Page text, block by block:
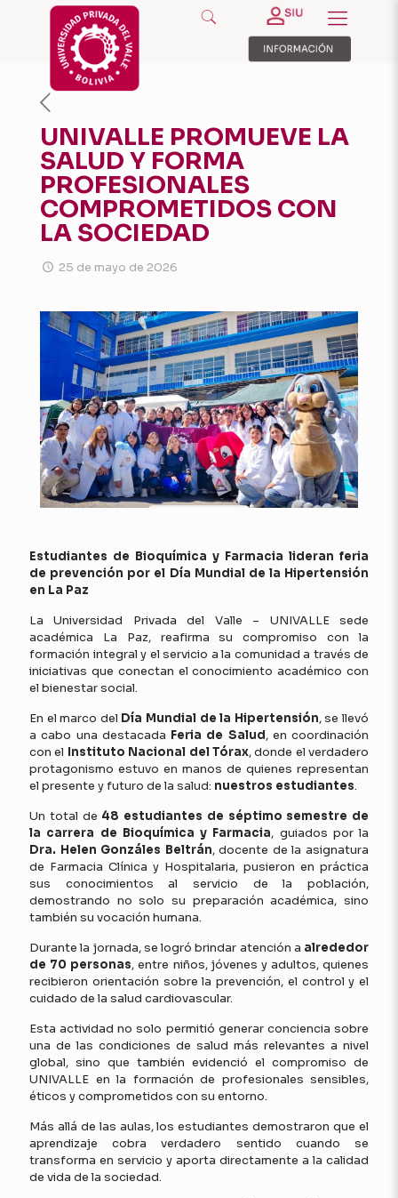
UNIVALLE PROMUEVE LA
SALUD Y FORMA
PROFESIONALES
COMPROMETIDOS CON
LA SOCIEDAD
25 de mayo de 2026
Estudiantes de Bioquímica y Farmacia lideran feria
de prevención por el Día Mundial de la Hipertensión
en La Paz
La Universidad Privada del Valle – UNIVALLE sede
académica La Paz, reafirma su compromiso con la
formación integral y el servicio a la comunidad a través de
iniciativas que conectan el conocimiento académico con
el bienestar social.
En el marco del Día Mundial de la Hipertensión, se llevó
a cabo una destacada Feria de Salud, en coordinación
con el Instituto Nacional del Tórax, donde el verdadero
protagonismo estuvo en manos de quienes representan
el presente y futuro de la salud: nuestros estudiantes.
Un total de 48 estudiantes de séptimo semestre de
la carrera de Bioquímica y Farmacia, guiados por la
Dra. Helen Gonzáles Beltrán, docente de la asignatura
de Farmacia Clínica y Hospitalaria, pusieron en práctica
sus conocimientos al servicio de la población,
demostrando no solo su preparación académica, sino
también su vocación humana.
Durante la jornada, se logró brindar atención a alrededor
de 70 personas, entre niños, jóvenes y adultos, quienes
recibieron orientación sobre la prevención, el control y el
cuidado de la salud cardiovascular.
Esta actividad no solo permitió generar conciencia sobre
una de las condiciones de salud más relevantes a nivel
global, sino que también evidenció el compromiso de
UNIVALLE en la formación de profesionales sensibles,
éticos y comprometidos con su entorno.
Más allá de las aulas, los estudiantes demostraron que el
aprendizaje cobra verdadero sentido cuando se
transforma en servicio y aporta directamente a la calidad
de vida de la sociedad.